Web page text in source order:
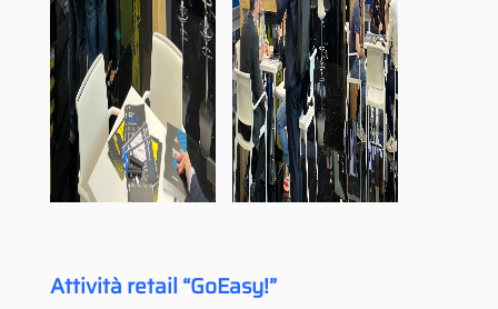
Attività retail “GoEasy!”